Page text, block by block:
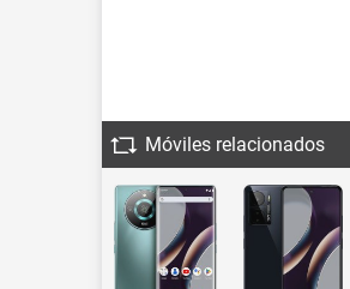
Móviles relacionados